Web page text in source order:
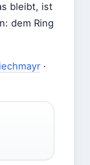
bleibt, ist
dem Ring
·